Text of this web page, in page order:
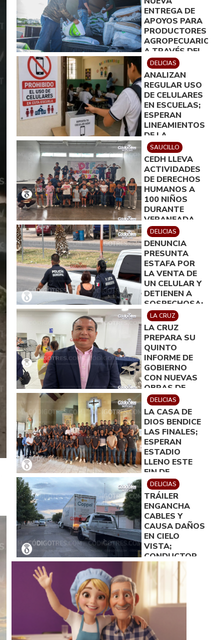
ENTREGA DE
APOYOS PARA
PRODUCTORES
A TRAVÉS DEL
IDEA
DELICIAS
ANALIZAN
REGULAR USO
DE CELULARES
EN ESCUELAS;
ESPERAN
LINEAMIENTOS
DE LA
SECRETARÍA
DE EDUCACIÓN
SAUCILLO
CEDH LLEVA
ACTIVIDADES
DE DERECHOS
HUMANOS A
100 NIÑOS
DURANTE
VERANEADA
EN SAUCILLO
DELICIAS
DENUNCIA
PRESUNTA
ESTAFA POR
LA VENTA DE
UN CELULAR Y
DETIENEN A
SOSPECHOSA;
SE GENERÓ
FUERTE
MOVILIZACIÓN
LA CRUZ
LA CRUZ
PREPARA SU
QUINTO
INFORME DE
GOBIERNO
CON NUEVAS
OBRAS DE
DELICIAS
LA CASA DE
DIOS BENDICE
LAS FINALES;
ESPERAN
ESTADIO
LLENO ESTE
FIN DE
SEMANA
DELICIAS
TRÁILER
ENGANCHA
CABLES Y
CAUSA DAÑOS
EN CIELO
VISTA;
CONDUCTOR
CONTINUÓ SU
MARCHA